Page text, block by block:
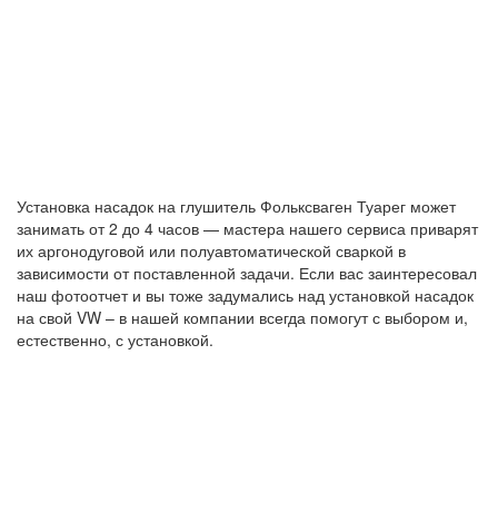
Установка насадок на глушитель Фольксваген Туарег может
занимать от 2 до 4 часов — мастера нашего сервиса приварят
их аргонодуговой или полуавтоматической сваркой в
зависимости от поставленной задачи. Если вас заинтересовал
наш фотоотчет и вы тоже задумались над установкой насадок
на свой VW – в нашей компании всегда помогут с выбором и,
естественно, с установкой.